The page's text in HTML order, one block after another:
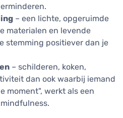
– een lichte, opgeruimde
materialen en levende
stemming positiever dan je
– schilderen, koken,
dan ook waarbij iemand
moment", werkt als een